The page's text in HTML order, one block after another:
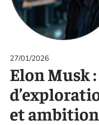
27/01/2026
Elon Musk
et